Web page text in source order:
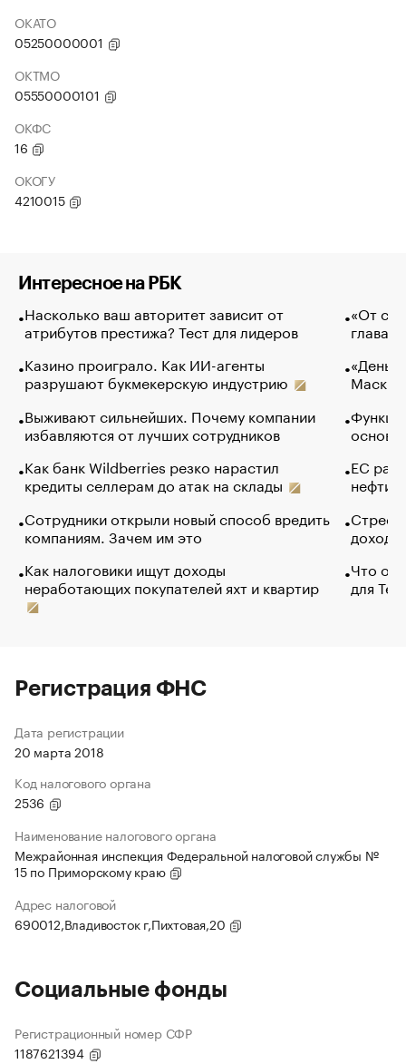
ОКАТО
05250000001
ОКТМО
05550000101
ОКФС
16
ОКОГУ
4210015
Интересное на РБК
Насколько ваш авторитет зависит от
атрибутов престижа? Тест для лидеров
Казино проиграло. Как ИИ-агенты
разрушают букмекерскую индустрию
Выживают сильнейших. Почему компании
избавляются от лучших сотрудников
Как банк Wildberries резко нарастил
кредиты селлерам до атак на склады
Сотрудники открыли новый способ вредить
компаниям. Зачем им это
Как налоговики ищут доходы
неработающих покупателей яхт и квартир
«От
глава
Маск в
основ
ЕС
нефти
Что
для
Регистрация ФНС
Дата регистрации
20 марта 2018
Код налогового органа
2536
Наименование налогового органа
Межрайонная инспекция Федеральной налоговой службы №
15 по Приморскому краю
Адрес налоговой
690012,Владивосток г,Пихтовая,20
Социальные фонды
Регистрационный номер СФР
1187621394